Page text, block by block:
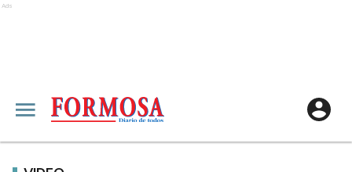
Ads